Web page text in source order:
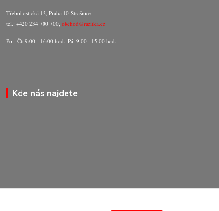
Třebohostická 12, Praha 10-Strašnice
tel.: +420 234 700 700,obchod@razitka.cz
Po - Čt: 9:00 - 16:00 hod., Pá: 9:00 - 15:00 hod.
Kde nás najdete